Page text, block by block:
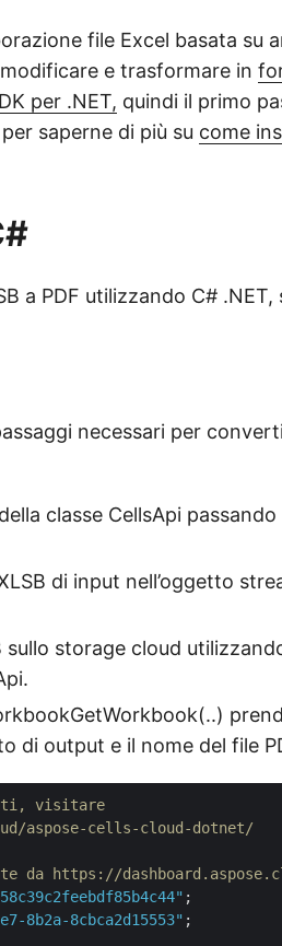
file Excel basata su
e trasformare in
per .NET, quindi il primo
saperne di più su come
a PDF utilizzando C# .NET,
necessari per
classe CellsApi
di input nell’oggetto
storage cloud
di output e il nome del file
visitare
aspose-cells-cloud-dotnet/
https://
8b2a-8cbca2d15553" ;